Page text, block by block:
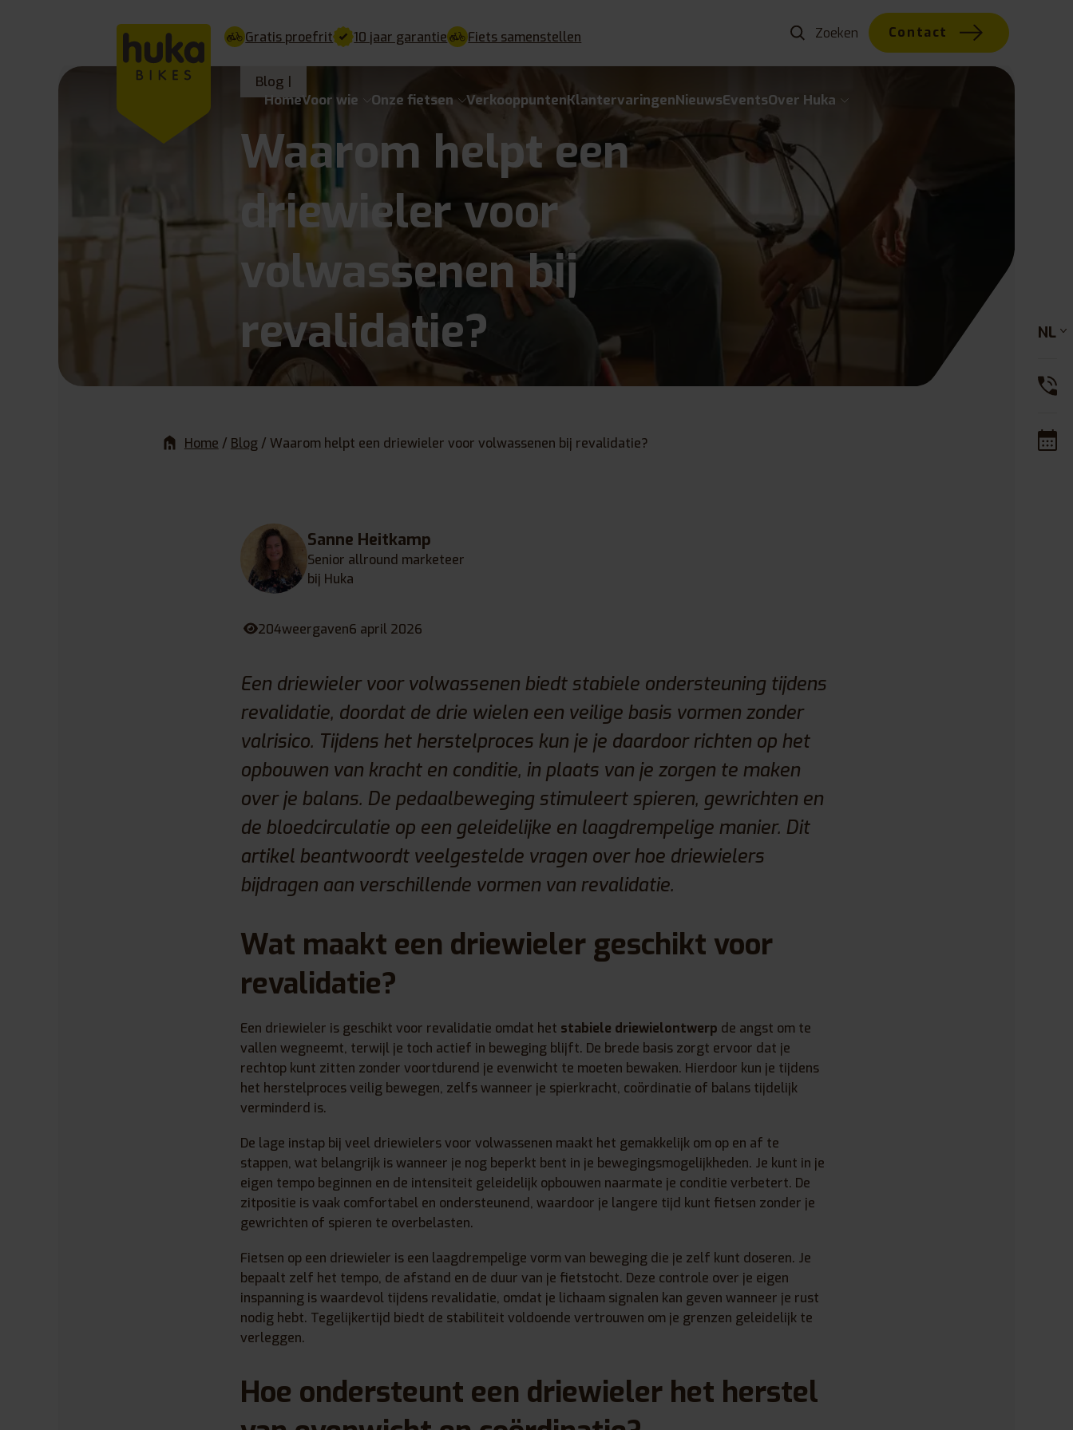
Gratis proefrit 10 jaar garantie Fiets samenstellen Contact
HomeVoor wie Onze fietsen VerkooppuntenKlantervaringenNieuwsEventsOver Huka
Blog |
Waarom helpt een
driewieler voor
volwassenen bij
revalidatie?
Home / Blog/ Waarom helpt een driewieler voor volwassenen bij revalidatie?
Sanne Heitkamp
Senior allround marketeer
bij Huka
204weergaven6 april 2026
Een driewieler voor volwassenen biedt stabiele ondersteuning tijdens
revalidatie, doordat de drie wielen een veilige basis vormen zonder
valrisico. Tijdens het herstelproces kun je je daardoor richten op het
opbouwen van kracht en conditie, in plaats van je zorgen te maken
over je balans. De pedaalbeweging stimuleert spieren, gewrichten en
de bloedcirculatie op een geleidelijke en laagdrempelige manier. Dit
artikel beantwoordt veelgestelde vragen over hoe driewielers
bijdragen aan verschillende vormen van revalidatie.
Wat maakt een driewieler geschikt voor
revalidatie?
Een driewieler is geschikt voor revalidatie omdat het stabiele driewielontwerp de angst om te
vallen wegneemt, terwijl je toch actief in beweging blijft. De brede basis zorgt ervoor dat je
rechtop kunt zitten zonder voortdurend je evenwicht te moeten bewaken. Hierdoor kun je tijdens
het herstelproces veilig bewegen, zelfs wanneer je spierkracht, coördinatie of balans tijdelijk
verminderd is.
De lage instap bij veel driewielers voor volwassenen maakt het gemakkelijk om op en af te
stappen, wat belangrijk is wanneer je nog beperkt bent in je bewegingsmogelijkheden. Je kunt in je
eigen tempo beginnen en de intensiteit geleidelijk opbouwen naarmate je conditie verbetert. De
zitpositie is vaak comfortabel en ondersteunend, waardoor je langere tijd kunt fietsen zonder je
gewrichten of spieren te overbelasten.
Fietsen op een driewieler is een laagdrempelige vorm van beweging die je zelf kunt doseren. Je
bepaalt zelf het tempo, de afstand en de duur van je fietstocht. Deze controle over je eigen
inspanning is waardevol tijdens revalidatie, omdat je lichaam signalen kan geven wanneer je rust
nodig hebt. Tegelijkertijd biedt de stabiliteit voldoende vertrouwen om je grenzen geleidelijk te
verleggen.
Hoe ondersteunt een driewieler het herstel
NL